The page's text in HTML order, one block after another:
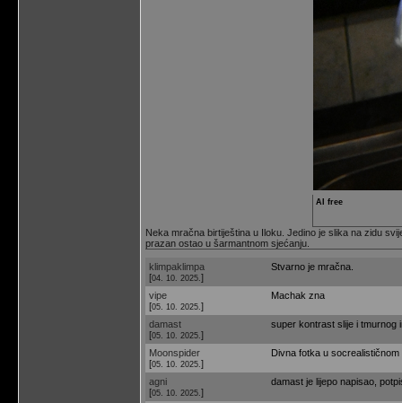
AI free
Neka mračna birtiještina u Iloku. Jedino je slika na zidu
prazan ostao u šarmantnom sjećanju.
klimpaklimpa
[04. 10. 2025. ]
Stvarno je mračna.
vipe
[05. 10. 2025. ]
Machak zna
damast
[05. 10. 2025. ]
super kontrast slije i tmurnog
Moonspider
[05. 10. 2025. ]
Divna fotka u
agni
[05. 10. 2025. ]
damast je lijepo napisao,